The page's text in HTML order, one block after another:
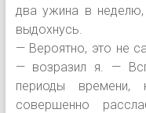
два ужина в
выдохнусь.
— Вероятно, это не
— возразил я. —
периоды времени,
совершенно